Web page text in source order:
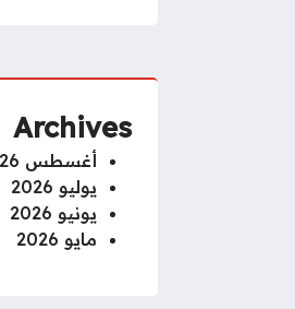
Archives
أغسطس 2026
يوليو 2026
يونيو 2026
مايو 2026